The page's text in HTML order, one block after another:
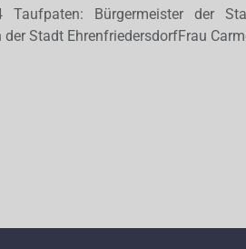
Bürgermeister der
Stadt EhrenfriedersdorfFrau